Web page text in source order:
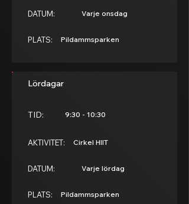
DATUM: Varje onsdag
PLATS: Pildammsparken
Lördagar
TID: 9:30 - 10:30
AKTIVITET: Cirkel HIIT
DATUM: Varje lördag
PLATS: Pildammsparken